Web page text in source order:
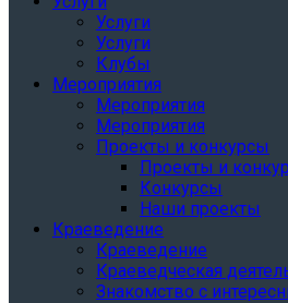
Услуги
Услуги
Клубы
Мероприятия
Мероприятия
Мероприятия
Проекты и конкурсы
Проекты и
Конкурсы
Наши проекты
Краеведение
Краеведение
Краеведческая
Знакомство с